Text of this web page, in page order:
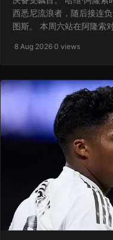
西悉尼流浪者，随后接连
图斯。 本周六站在阿隆索
·8 Aug 2026·0 views